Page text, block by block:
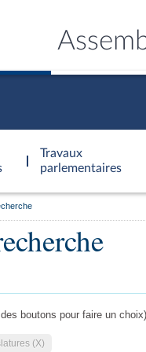
Travaux
parlementaires
boutons pour faire un choix)
(X)